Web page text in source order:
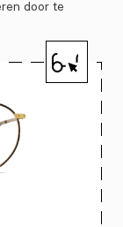
door te